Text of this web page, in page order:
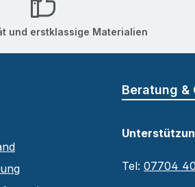
und erstklassige Materialien
Beratung
Tel: 07704